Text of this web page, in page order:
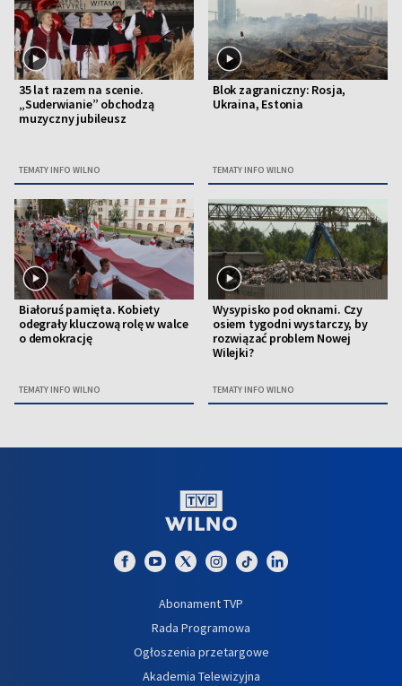
35 lat razem na scenie.
„Suderwianie” obchodzą
muzyczny jubileusz
TEMATY INFO WILNO
Blok zagraniczny: Rosja,
Ukraina, Estonia
TEMATY INFO WILNO
Białoruś pamięta. Kobiety
odegrały kluczową rolę w walce
o demokrację
TEMATY INFO WILNO
Wysypisko pod oknami. Czy
osiem tygodni wystarczy, by
rozwiązać problem Nowej
Wilejki?
TEMATY INFO WILNO
Abonament TVP
Rada Programowa
Ogłoszenia przetargowe
Akademia Telewizyjna